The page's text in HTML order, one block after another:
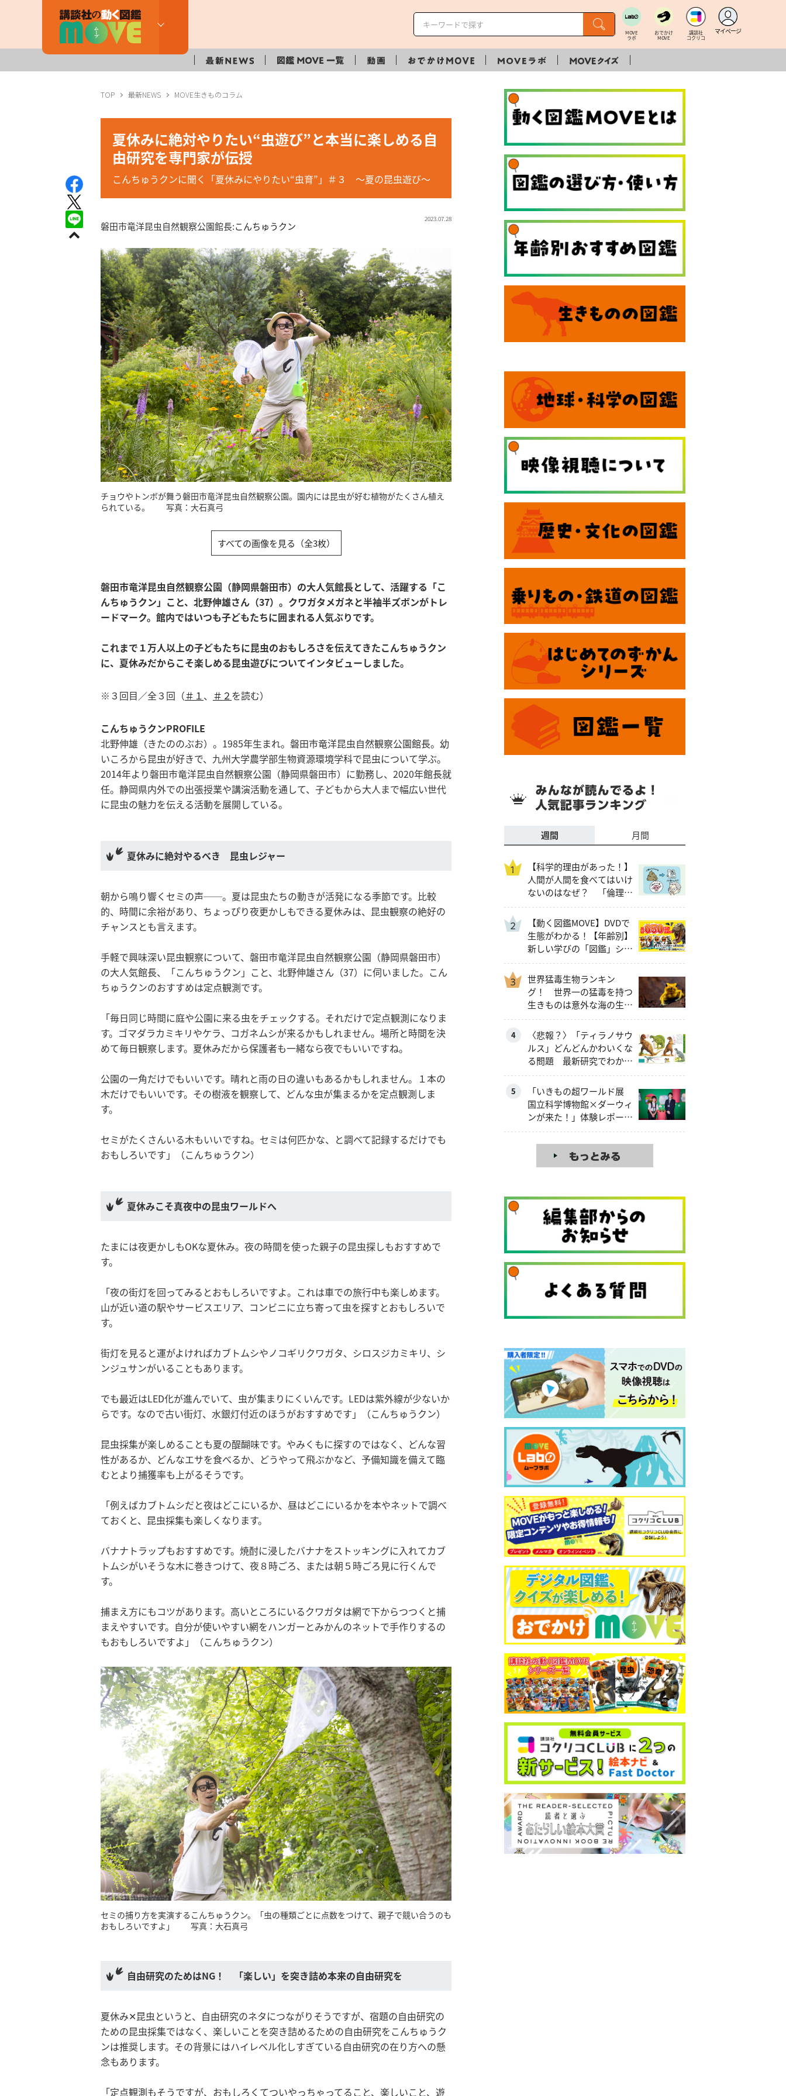
MOVE
ラボ
おでかけ
MOVE
講談社
コクリコ
マイページ
TOP 最新NEWS MOVE生きものコラム
夏休みに絶対やりたい“虫遊び”と本当に楽しめる自
由研究を専門家が伝授
こんちゅうクンに聞く「夏休みにやりたい“虫育”」＃３ ～夏の昆虫遊び～
2023.07.28
磐田市竜洋昆虫自然観察公園館長:こんちゅうクン
チョウやトンボが舞う磐田市竜洋昆虫自然観察公園。園内には昆虫が好む植物がたくさん植え
られている。 写真：大石真弓
すべての画像を見る（全3枚）
磐田市竜洋昆虫自然観察公園（静岡県磐田市）の大人気館長として、活躍する「こ
んちゅうクン」こと、北野伸雄さん（37）。クワガタメガネと半袖半ズボンがトレ
ードマーク。館内ではいつも子どもたちに囲まれる人気ぶりです。
これまで１万人以上の子どもたちに昆虫のおもしろさを伝えてきたこんちゅうクン
に、夏休みだからこそ楽しめる昆虫遊びについてインタビューしました。
※３回目／全３回（＃１、 ＃２を読む）
こんちゅうクンPROFILE
北野伸雄（きたののぶお）。1985年生まれ。磐田市竜洋昆虫自然観察公園館長。幼
いころから昆虫が好きで、九州大学農学部生物資源環境学科で昆虫について学ぶ。
2014年より磐田市竜洋昆虫自然観察公園（静岡県磐田市）に勤務し、2020年館長就
任。静岡県内外での出張授業や講演活動を通して、子どもから大人まで幅広い世代
に昆虫の魅力を伝える活動を展開している。
夏休みに絶対やるべき 昆虫レジャー
朝から鳴り響くセミの声──。夏は昆虫たちの動きが活発になる季節です。比較
的、時間に余裕があり、ちょっぴり夜更かしもできる夏休みは、昆虫観察の絶好の
チャンスとも言えます。
手軽で興味深い昆虫観察について、磐田市竜洋昆虫自然観察公園（静岡県磐田市）
の大人気館長、「こんちゅうクン」こと、北野伸雄さん（37）に伺いました。こん
ちゅうクンのおすすめは定点観測です。
「毎日同じ時間に庭や公園に来る虫をチェックする。それだけで定点観測になりま
す。ゴマダラカミキリやケラ、コガネムシが来るかもしれません。場所と時間を決
めて毎日観察します。夏休みだから保護者も一緒なら夜でもいいですね。
公園の一角だけでもいいです。晴れと雨の日の違いもあるかもしれません。１本の
木だけでもいいです。その樹液を観察して、どんな虫が集まるかを定点観測しま
す。
セミがたくさんいる木もいいですね。セミは何匹かな、と調べて記録するだけでも
おもしろいです」（こんちゅうクン）
夏休みこそ真夜中の昆虫ワールドへ
たまには夜更かしもOKな夏休み。夜の時間を使った親子の昆虫探しもおすすめで
す。
「夜の街灯を回ってみるとおもしろいですよ。これは車での旅行中も楽しめます。
山が近い道の駅やサービスエリア、コンビニに立ち寄って虫を探すとおもしろいで
す。
街灯を見ると運がよければカブトムシやノコギリクワガタ、シロスジカミキリ、シ
ンジュサンがいることもあります。
でも最近はLED化が進んでいて、虫が集まりにくいんです。LEDは紫外線が少ないか
らです。なので古い街灯、水銀灯付近のほうがおすすめです」（こんちゅうクン）
昆虫採集が楽しめることも夏の醍醐味です。やみくもに探すのではなく、どんな習
性があるか、どんなエサを食べるか、どうやって飛ぶかなど、予備知識を備えて臨
むとより捕獲率も上がるそうです。
「例えばカブトムシだと夜はどこにいるか、昼はどこにいるかを本やネットで調べ
ておくと、昆虫採集も楽しくなります。
バナナトラップもおすすめです。焼酎に浸したバナナをストッキングに入れてカブ
トムシがいそうな木に巻きつけて、夜８時ごろ、または朝５時ごろ見に行くんで
す。
捕まえ方にもコツがあります。高いところにいるクワガタは網で下からつつくと捕
まえやすいです。自分が使いやすい網をハンガーとみかんのネットで手作りするの
もおもしろいですよ」（こんちゅうクン）
セミの捕り方を実演するこんちゅうクン。「虫の種類ごとに点数をつけて、親子で競い合うのも
おもしろいですよ」 写真：大石真弓
自由研究のためはNG！ 「楽しい」を突き詰め本来の自由研究を
夏休み✕昆虫というと、自由研究のネタにつながりそうですが、宿題の自由研究の
ための昆虫採集ではなく、楽しいことを突き詰めるための自由研究をこんちゅうク
ンは推奨します。その背景にはハイレベル化しすぎている自由研究の在り方への懸
念もあります。
「定点観測もそうですが、おもしろくてついやっちゃってること、楽しいこと、遊
週間 月間
【科学的理由があった！】
人間が人間を食べてはいけ
ないのはなぜ？ 「倫理
的・社会的な問題」以外の
説明とは
【動く図鑑MOVE】DVDで
生態がわかる！【年齢別】
新しい学びの「図鑑」シリ
ーズ
世界猛毒生物ランキン
グ！ 世界一の猛毒を持つ
生きものは意外な海の生き
もの!?
4
〈悲報？〉「ティラノサウ
ルス」どんどんかわいくな
る問題 最新研究でわかっ
たティラノサウルスの本当
の姿
5
「いきもの超ワールド展
国立科学博物館×ダーウィ
ンが来た！」体験レポー
ト！見どころを昆虫大好き
中学生研究員が解説